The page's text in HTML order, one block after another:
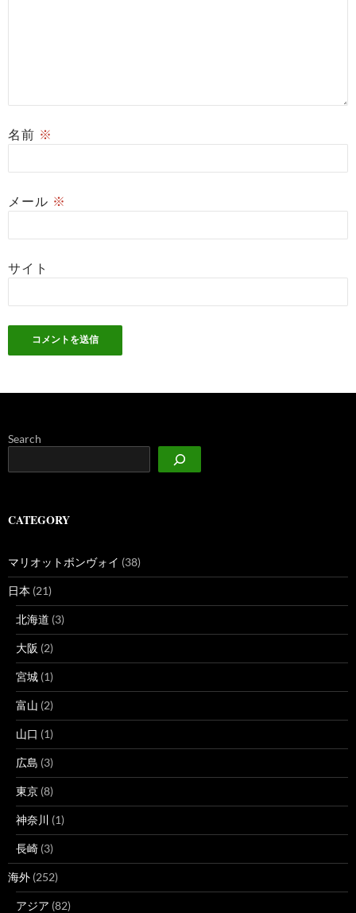
名前 ※
メール ※
サイト
Search
CATEGORY
マリオットボンヴォイ (38)
日本 (21)
北海道 (3)
大阪 (2)
宮城 (1)
富山 (2)
山口 (1)
広島 (3)
東京 (8)
神奈川 (1)
長崎 (3)
海外 (252)
アジア (82)